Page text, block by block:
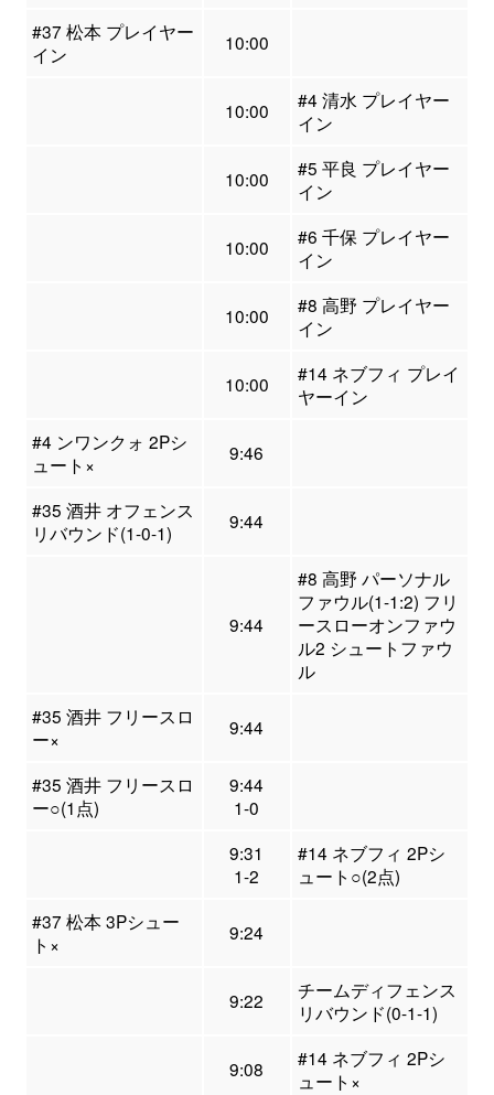
#37 松本 プレイヤー
イン
10:00
10:00
#4 清水 プレイヤー
イン
10:00
#5 平良 プレイヤー
イン
10:00
#6 千保 プレイヤー
イン
10:00
#8 高野 プレイヤー
イン
10:00
#14 ネブフィ プレイ
ヤーイン
#4 ンワンクォ 2Pシ
ュート×
9:46
#35 酒井 オフェンス
リバウンド(1-0-1)
9:44
9:44
#8 高野 パーソナル
ファウル(1-1:2) フリ
ースローオンファウ
ル2 シュートファウ
ル
#35 酒井 フリースロ
ー×
9:44
#35 酒井 フリースロ
ー○(1点)
9:44
1-0
9:31
1-2
#14 ネブフィ 2Pシ
ュート○(2点)
#37 松本 3Pシュー
ト×
9:24
9:22
チームディフェンス
リバウンド(0-1-1)
9:08
#14 ネブフィ 2Pシ
ュート×